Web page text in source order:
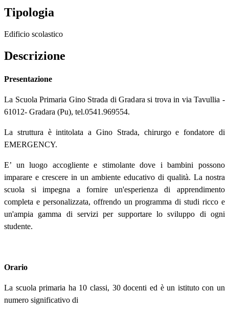
Tipologia
Edificio scolastico
Descrizione
Presentazione
La Scuola Primaria Gino Strada di Gradara si trova in via Tavullia -
61012- Gradara (Pu), tel.0541.969554.
La struttura è intitolata a Gino Strada, chirurgo e fondatore di
EMERGENCY.
E’ un luogo accogliente e stimolante dove i bambini possono
imparare e crescere in un ambiente educativo di qualità. La nostra
scuola si impegna a fornire un'esperienza di apprendimento
completa e personalizzata, offrendo un programma di studi ricco e
un'ampia gamma di servizi per supportare lo sviluppo di ogni
studente.
Orario
La scuola primaria ha 10 classi, 30 docenti ed è un istituto con un
numero significativo di